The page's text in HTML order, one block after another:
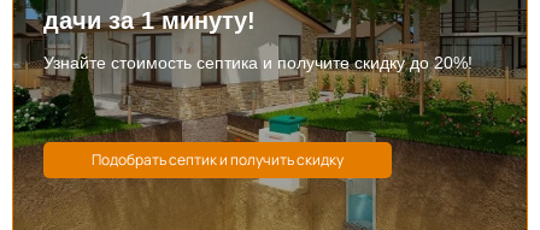
дачи за 1 минуту!
Узнайте стоимость септика и получите скидку до 20%!